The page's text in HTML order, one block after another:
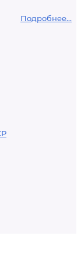
Подробнее...